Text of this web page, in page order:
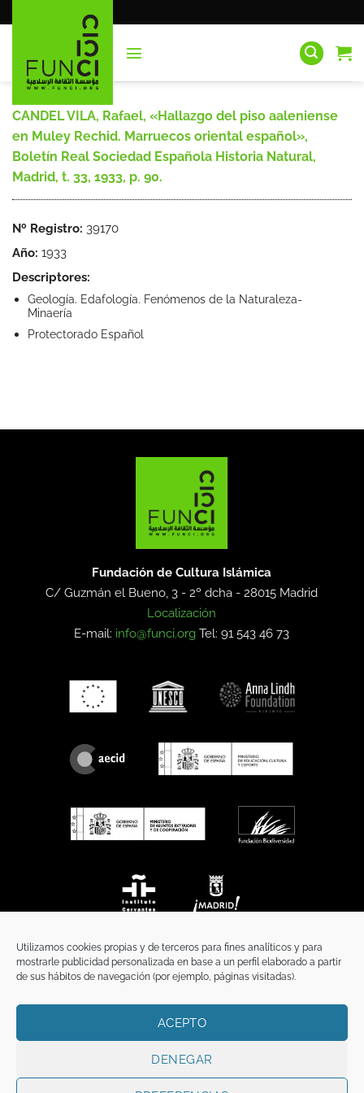
Utilizamos cookies propias y de terceros para fines analíticos y para
mostrarle publicidad personalizada en base a un perfil elaborado a partir
de sus hábitos de navegación (por ejemplo, páginas visitadas).
ACEPTO
DENEGAR
al
CANDEL VILA, Rafael, «Hallazgo del piso aaleniense
en Muley Rechid. Marruecos oriental español»,
Boletín Real Sociedad Española Historia Natural,
Madrid, t. 33, 1933, p. 90.
Nº Registro: 39170
Año: 1933
Descriptores:
Geología. Edafología. Fenómenos de la Naturaleza-
Minaería
Protectorado Español
Fundación de Cultura Islámica
C/ Guzmán el Bueno, 3 - 2º dcha -28015 Madrid
Localización
E-mail: info@funci.org Tel: 91 543 46 73
TÉRMINOS Y CONDICIONES
Copyright 2026 ©FunciFUNCI es titular de los derechos de propiedad